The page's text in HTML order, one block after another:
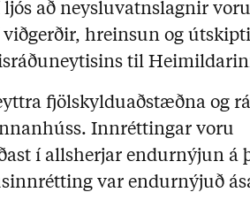
að neysluvatnslagnir voru
hreinsun og
til
fjölskylduaðstæðna og
Innréttingar voru
í allsherjar endurnýjun á
var endurnýjuð